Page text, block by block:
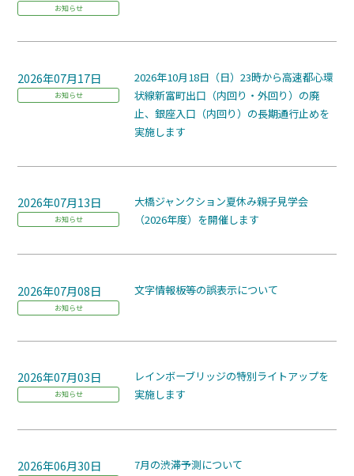
お知らせ
2026年07月17日
お知らせ
2026年10月18日（日）23時から高速都心環
状線新富町出口（内回り・外回り）の廃
止、銀座入口（内回り）の長期通行止めを
実施します
2026年07月13日
お知らせ
大橋ジャンクション夏休み親子見学会
（2026年度）を開催します
2026年07月08日
お知らせ
文字情報板等の誤表示について
2026年07月03日
お知らせ
レインボーブリッジの特別ライトアップを
実施します
2026年06月30日 7月の渋滞予測について